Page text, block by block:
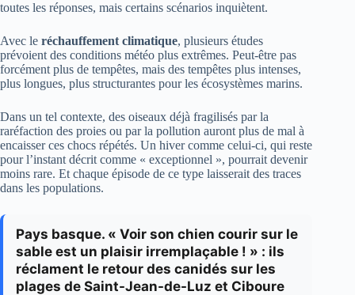
toutes les réponses, mais certains scénarios inquiètent.
Avec le réchauffement climatique, plusieurs études
prévoient des conditions météo plus extrêmes. Peut-être pas
forcément plus de tempêtes, mais des tempêtes plus intenses,
plus longues, plus structurantes pour les écosystèmes marins.
Dans un tel contexte, des oiseaux déjà fragilisés par la
raréfaction des proies ou par la pollution auront plus de mal à
encaisser ces chocs répétés. Un hiver comme celui-ci, qui reste
pour l’instant décrit comme « exceptionnel », pourrait devenir
moins rare. Et chaque épisode de ce type laisserait des traces
dans les populations.
Pays basque. « Voir son chien courir sur le
sable est un plaisir irremplaçable ! » : ils
réclament le retour des canidés sur les
plages de Saint-Jean-de-Luz et Ciboure